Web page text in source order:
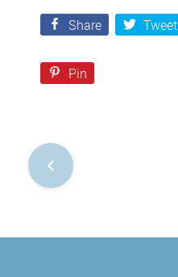
Share Tweet
Pin
Nawigacja
postach